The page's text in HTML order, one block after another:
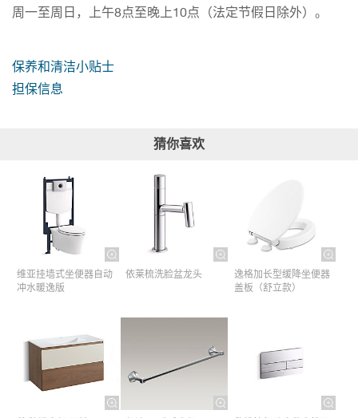
周一至周日，上午8点至晚上10点（法定节假日除外）。
保养和清洁小贴士
担保信息
猜你喜欢
维亚挂墙式坐便器自动
冲水暖逸版
依莱梳洗脸盆龙头
逸格加长型缓降坐便器
盖板（舒立款）